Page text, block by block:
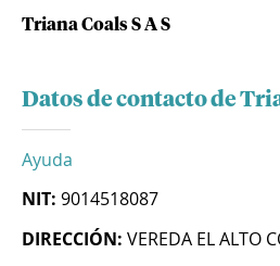
Triana Coals S A S
Datos de contacto de
Ayuda
NIT: 9014518087
DIRECCIÓN: VEREDA EL ALTO